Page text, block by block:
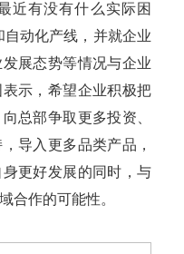
有没有什么实际困
自动化产线，并就企业
展态势等情况与企业
示，希望企业积极把
总部争取更多投资、
导入更多品类产品，
更好发展的同时，与
合作的可能性。